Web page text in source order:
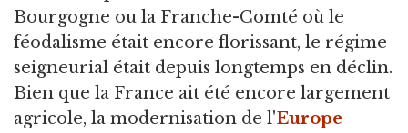
Bourgogne ou la Franche-Comté où le
féodalisme était encore florissant, le régime
seigneurial était depuis longtemps en déclin.
Bien que la France ait été encore largement
agricole, la modernisation de l'Europe